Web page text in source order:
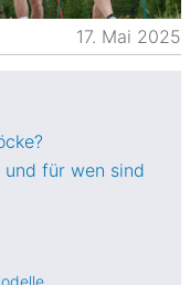
17. Mai 2025
für wen sind